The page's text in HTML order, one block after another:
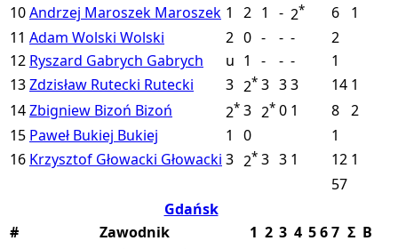
10Andrzej Maroszek Maroszek 1 2 1 - 2* 6
1
11 Adam Wolski Wolski 2 0 - - -
2
12 Ryszard Gabrych Gabrych u 1 - - -
1
13Zdzisław Rutecki Rutecki 3 2* 3 33 14 1
14Zbigniew Bizoń Bizoń 2* 3 2* 0 1 8 2
15 Paweł Bukiej Bukiej 1 0
1
16 Krzysztof Głowacki Głowacki 3 2* 3 3 1 12 1
57
Gdańsk
#
Zawodnik 1 2 3 4 567 Σ B